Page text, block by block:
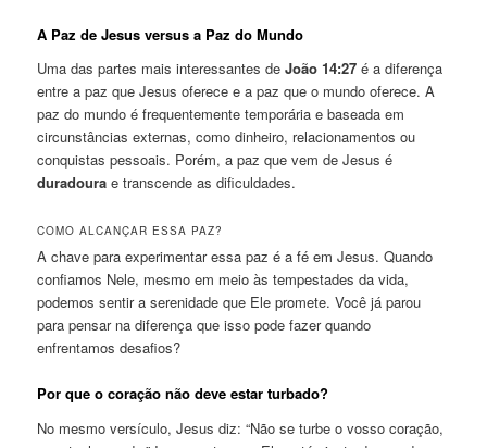
A Paz de Jesus versus a Paz do Mundo
Uma das partes mais interessantes deJoão 14:27 é a diferença
entre a paz que Jesus oferece e a paz que o mundo oferece. A
paz do mundo é frequentemente temporária e baseada em
circunstâncias externas, como dinheiro, relacionamentos ou
conquistas pessoais. Porém, a paz que vem de Jesus é
duradoura e transcende as dificuldades.
COMO ALCANÇAR ESSA PAZ?
A chave para experimentar essa paz é a fé em Jesus. Quando
confiamos Nele, mesmo em meio às tempestades da vida,
podemos sentir a serenidade que Ele promete. Você já parou
para pensar na diferença que isso pode fazer quando
enfrentamos desafios?
Por que o coração não deve estar turbado?
No mesmo versículo, Jesus diz: “Não se turbe o vosso coração,